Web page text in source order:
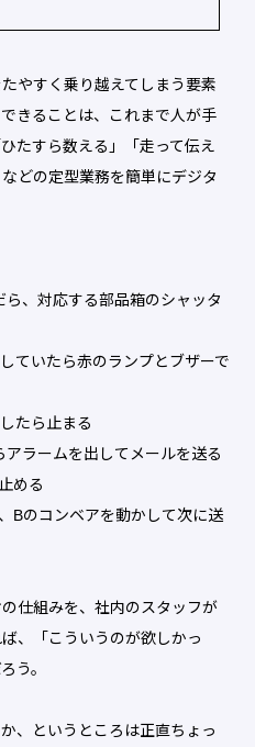
やすく乗り越えてしまう要素
きることは、これまで人が手
たすら数える」「走って伝え
どの定型業務を簡単にデジタ
ら、対応する部品箱のシャッタ
ていたら赤のランプとブザーで
たら止まる
アラームを出してメールを送る
める
Bのコンベアを動かして次に送
仕組みを、社内のスタッフが
、「こういうのが欲しかっ
う。
、というところは正直ちょっ